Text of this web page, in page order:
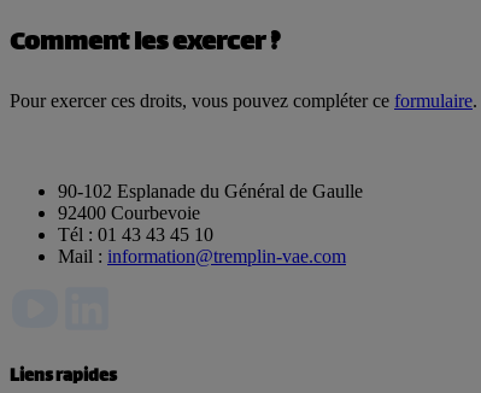
Comment les exercer ?
Pour exercer ces droits, vous pouvez compléter ce formulaire.
90-102 Esplanade du Général de Gaulle
92400 Courbevoie
Tél : 01 43 43 45 10
Mail : information@tremplin-vae.com
Liens rapides